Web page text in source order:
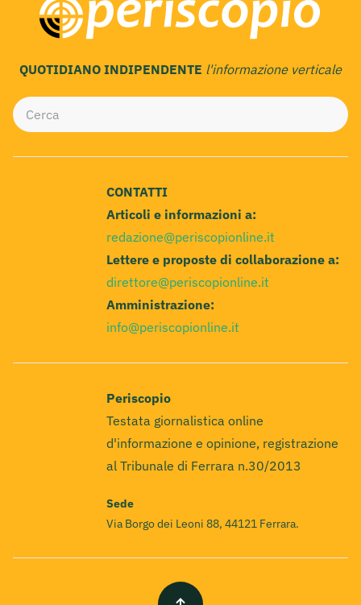
QUOTIDIANO INDIPENDENTE l'informazione verticale
CONTATTI
Articoli e informazioni a:
redazione@periscopionline.it
Lettere e proposte di collaborazione a:
direttore@periscopionline.it
Amministrazione:
info@periscopionline.it
Periscopio
Testata giornalistica online
d'informazione e opinione, registrazione
al Tribunale di Ferrara n.30/2013
Sede
Via Borgo dei Leoni 88, 44121 Ferrara.